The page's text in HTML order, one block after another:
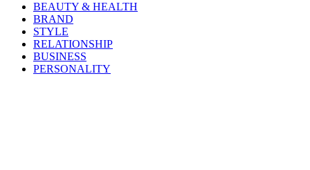
BEAUTY & HEALTH
BRAND
STYLE
RELATIONSHIP
BUSINESS
PERSONALITY